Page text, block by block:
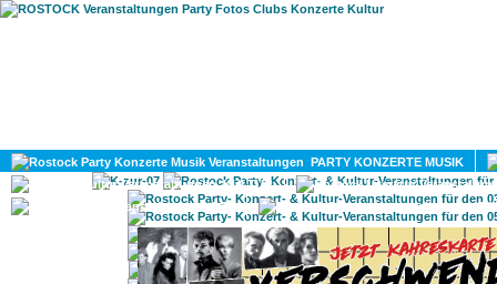
PARTY KONZERTE MUSIK
KULTUR
GAY